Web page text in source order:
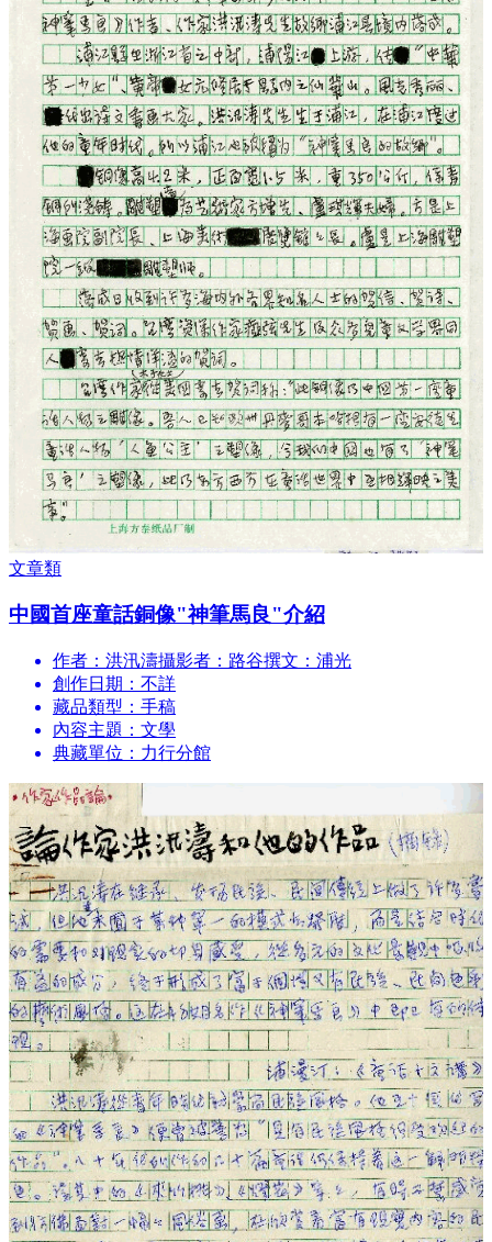
文章類
中國首座童話銅像"神筆馬良"介紹
作者：洪汛濤攝影者：路谷撰文：浦光
創作日期：不詳
藏品類型：手稿
內容主題：文學
典藏單位：力行分館